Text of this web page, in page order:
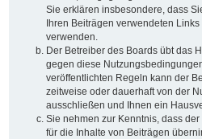
Sie erklären insbesondere, dass
Ihren Beiträgen verwendeten
verwenden.
Der Betreiber des Boards übt das
gegen diese
veröffentlichten Regeln kann der
zeitweise oder dauerhaft von der
ausschließen und Ihnen ein
Sie nehmen zur Kenntnis, dass
für die Inhalte von Beiträgen